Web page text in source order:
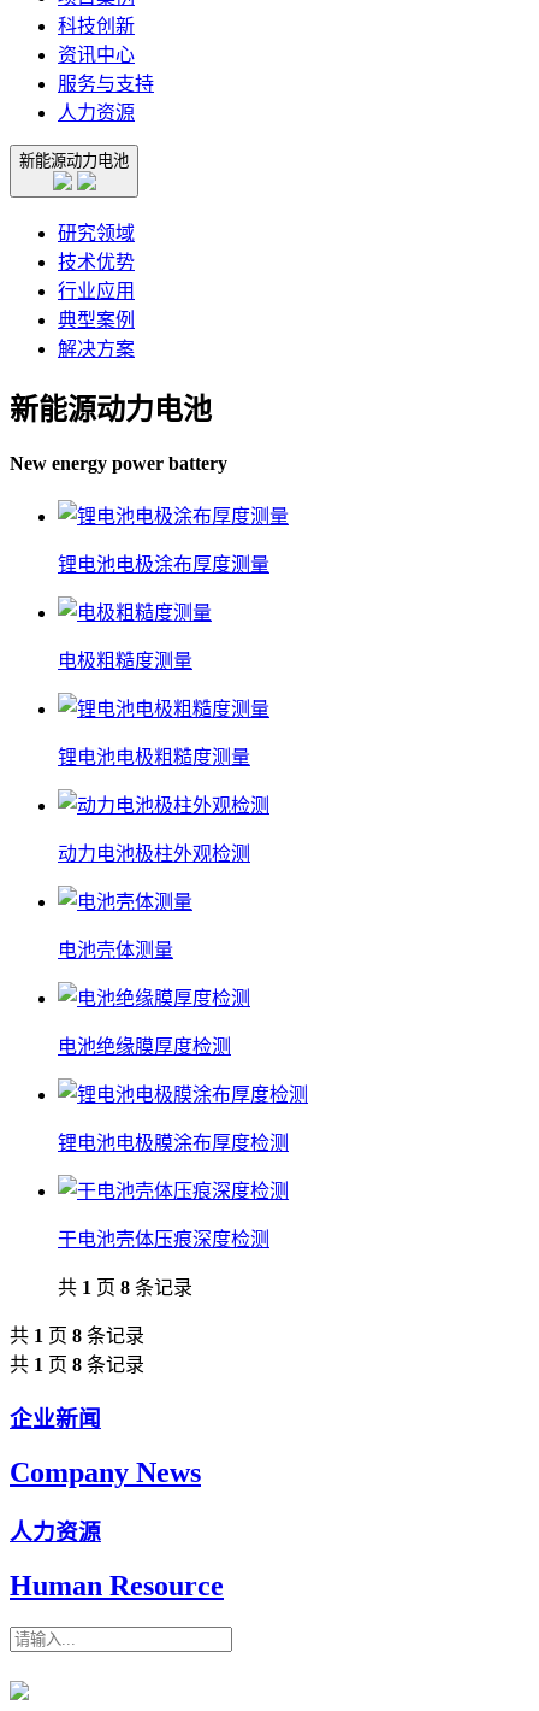
科技创新
资讯中心
服务与支持
人力资源
新能源动力电池
研究领域
技术优势
行业应用
典型案例
解决方案
新能源动力电池
New energy power battery
锂电池电极涂布厚度测量
电极粗糙度测量
锂电池电极粗糙度测量
动力电池极柱外观检测
电池壳体测量
电池绝缘膜厚度检测
锂电池电极膜涂布厚度检测
干电池壳体压痕深度检测
共 1 页 8 条记录
共 1 页 8 条记录
共 1 页 8 条记录
企业新闻
Company News
人力资源
Human Resource